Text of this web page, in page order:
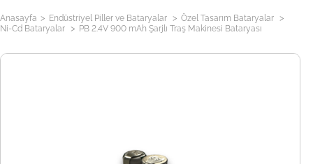
Anasayfa > Endüstriyel Piller ve Bataryalar > Özel Tasarım Bataryalar >
Ni-Cd Bataryalar > PB 2.4V 900 mAh Şarjlı Traş Makinesi Bataryası